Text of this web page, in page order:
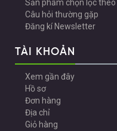
Sản phẩm chọn lọc
Câu hỏi thường gặp
Đăng kí Newsletter
TÀI KHOẢN
Xem gần đây
Hồ sơ
Đơn hàng
Địa chỉ
Giỏ hàng